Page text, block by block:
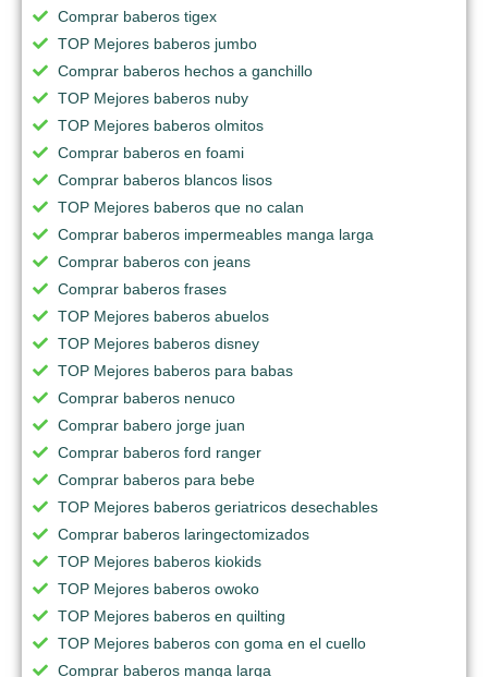
Comprar baberos tigex
TOP Mejores baberos jumbo
Comprar baberos hechos a ganchillo
TOP Mejores baberos nuby
TOP Mejores baberos olmitos
Comprar baberos en foami
Comprar baberos blancos lisos
TOP Mejores baberos que no calan
Comprar baberos impermeables manga larga
Comprar baberos con jeans
Comprar baberos frases
TOP Mejores baberos abuelos
TOP Mejores baberos disney
TOP Mejores baberos para babas
Comprar baberos nenuco
Comprar babero jorge juan
Comprar baberos ford ranger
Comprar baberos para bebe
TOP Mejores baberos geriatricos desechables
Comprar baberos laringectomizados
TOP Mejores baberos kiokids
TOP Mejores baberos owoko
TOP Mejores baberos en quilting
TOP Mejores baberos con goma en el cuello
Comprar baberos manga larga